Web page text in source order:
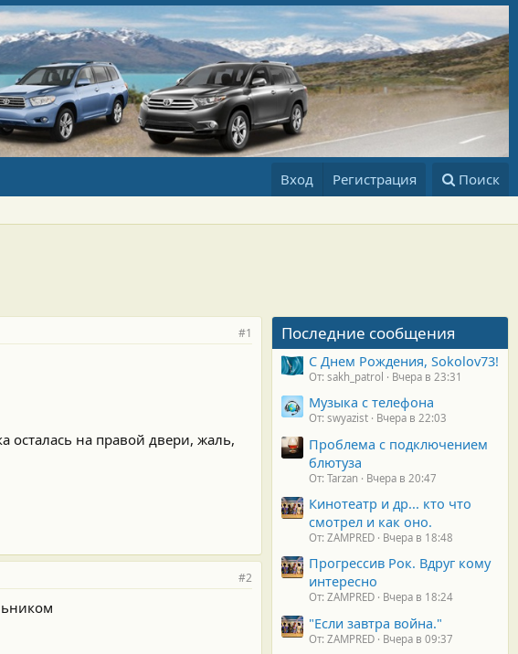
Вход Регистрация Поиск
#1
осталась на правой двери, жаль,
#2
Последние сообщения
С Днем Рождения, Sokolov73!
От: sakh_patrol Вчера в 23:31
Музыка с телефона
От: swyazist Вчера в 22:03
Проблема с подключением
блютуза
От: Tarzan Вчера в 20:47
Кинотеатр и др... кто что
смотрел и как оно.
От: ZAMPRED Вчера в 18:48
Прогрессив Рок. Вдруг кому
интересно
От: ZAMPRED Вчера в 18:24
"Если завтра война."
От: ZAMPRED Вчера в 09:37